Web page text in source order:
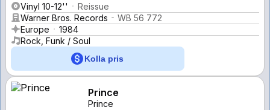
Vinyl 10-12''
Reissue
Warner Bros. Records
WB 56 772
Europe
1984
Rock, Funk / Soul
Kolla pris
Prince
Prince